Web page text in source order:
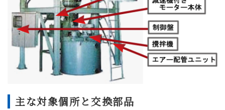
主な対象個所と交換部品